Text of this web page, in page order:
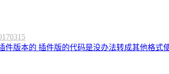
版本的 插件版的代码是没办法转成其他格式